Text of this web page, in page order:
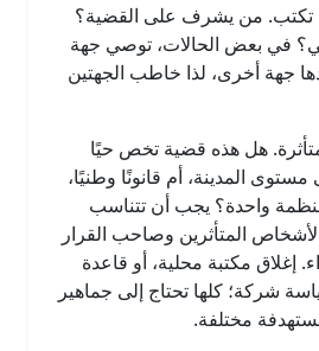
تكتب. من يشرف على القضية؟
في بعض الحالات، توصي جهة
جهة أخرى، لذا خاطب الجهتين
هل هذه قضية تخص حيًا
المدينة، أم قانونًا وطنيًا،
واحدة؟ يجب أن تتناسب
المتأثرين وصاحب القرار
إغلاق مكتبة محلية، أو قاعدة
شركة؛ كلها تحتاج إلى جماهير
مختلفة.